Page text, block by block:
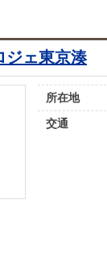
ジェ東京湊
所在地
交通